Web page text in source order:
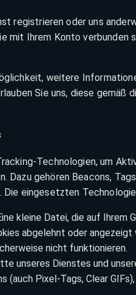
registrieren oder uns
mit Ihrem Konto verbunden
weitere
Sie uns, diese gemäß
Technologien, um
Dazu gehören Beacons,
eingesetzten
kleine Datei, die auf Ihrem
abgelehnt oder angezeigt
nicht funktionieren.
unseres Dienstes und
Pixel-Tags, Clear